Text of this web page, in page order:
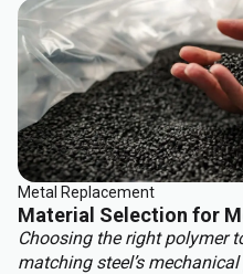
Metal Replacement
Material Selection for
Choosing the right polymer
matching steel’s